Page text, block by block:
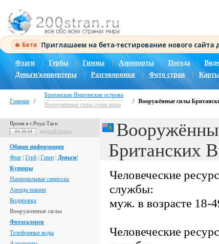
🔥 Бета Приглашаем на бета-тестирование нового
Флаги Гербы Гимны | Аэропорты Погода |
Деньги/конвертеры
Разговорники Фото стран
Главная /
Британские Виргинские острова
Вооружённые силы стран мира
/ Вооружённые силы
Время в г.Роуд-Таун
04:38:05 другой город
Общая информация
Флаг Герб Гимн Деньги/
Купюры
Национальные символы
Аренда машин
Кодировка
Вооруженные силы
Фотогалерея
Телефонные коды
Британских
Человеческие
службы:
муж. в возрасте 18-
Человеческие